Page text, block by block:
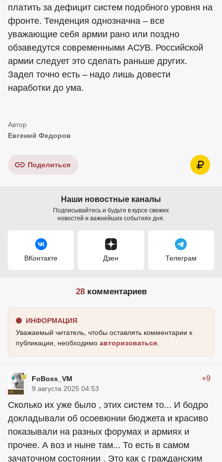
платить за дефицит систем подобного уровня на
фронте. Тенденция однозначна – все
уважающие себя армии рано или поздно
обзаведутся современными АСУВ. Российской
армии следует это сделать раньше других.
Задел точно есть – надо лишь довести
наработки до ума.
Евгений Федоров
Поделиться
Наши новостные каналы
Подписывайтесь и будьте в курсе свежих
новостей и важнейших событиях дня.
ВКонтакте Дзен Телеграм
28комментариев
ИНФОРМАЦИЯ
Уважаемый читатель, чтобы оставлять комментарии к
публикации, необходимо авторизоваться.
FoBoss_VM +9
9 августа 2025 04:53
Сколько их уже было , этих систем то... И бодро
докладывали об осоевюнии бюджета и красиво
показывали на разных форумах и армиях и
прочее. А воз и ныне там... То есть в самом
зачаточном состоянии . Это как с гражданским